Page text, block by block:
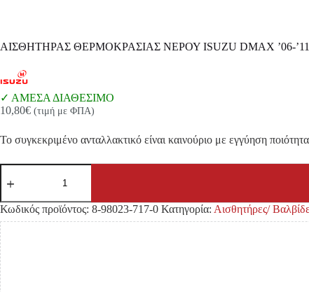
ΑΙΣΘΗΤΗΡΑΣ ΘΕΡΜΟΚΡΑΣΙΑΣ ΝΕΡΟΥ ISUZU DMAX ’06-’11
ΑΜΕΣΑ ΔΙΑΘΕΣΙΜΟ
10,80€ (τιμή με ΦΠΑ)
Το συγκεκριμένο ανταλλακτικό είναι καινούριο με εγγύηση
ΑΙΣΘΗΤΗΡΑΣ
ΘΕΡΜΟΚΡΑΣΙΑΣ
ISUZU
DMAX
'06-
'11
4JJ1/4JK1|
3PIN
ποσότητα
Κωδικός προϊόντος: 8-98023-717-0 Κατηγορία: Αισθητήρες/